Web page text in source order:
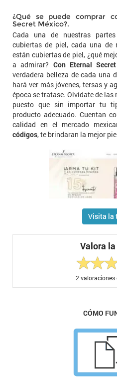
¿Qué se puede comprar
Secret México?.
Cada una de nuestras
cubiertas de piel, cada una de
están cubiertas de piel, ¿qué
a admirar? Con Eternal Secret
verdadera belleza de cada una
hará ver más jóvenes, tersas y
época se tratase. Olvídate de las
puesto que sin importar tu
producto adecuado. Cuentan
calidad en el mercado
códigos, te brindaran la mejor
Visita la
Valora
2 valoraciones
CÓMO